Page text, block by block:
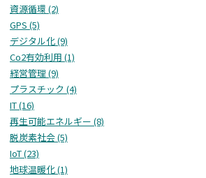
資源循環 (2)
GPS (5)
デジタル化 (9)
Co2有効利用 (1)
経営管理 (9)
プラスチック (4)
IT (16)
再生可能エネルギー (8)
脱炭素社会 (5)
IoT (23)
地球温暖化 (1)